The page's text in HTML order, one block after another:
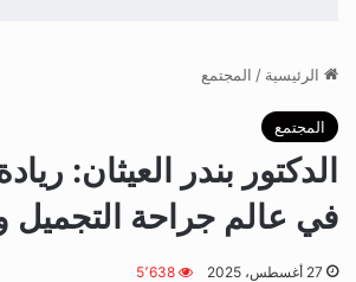
الرئيسية / المجتمع
المجتمع
الدكتور بندر العيثان:
في عالم جراحة التجميل
27 أغسطس، 2025 5٬638